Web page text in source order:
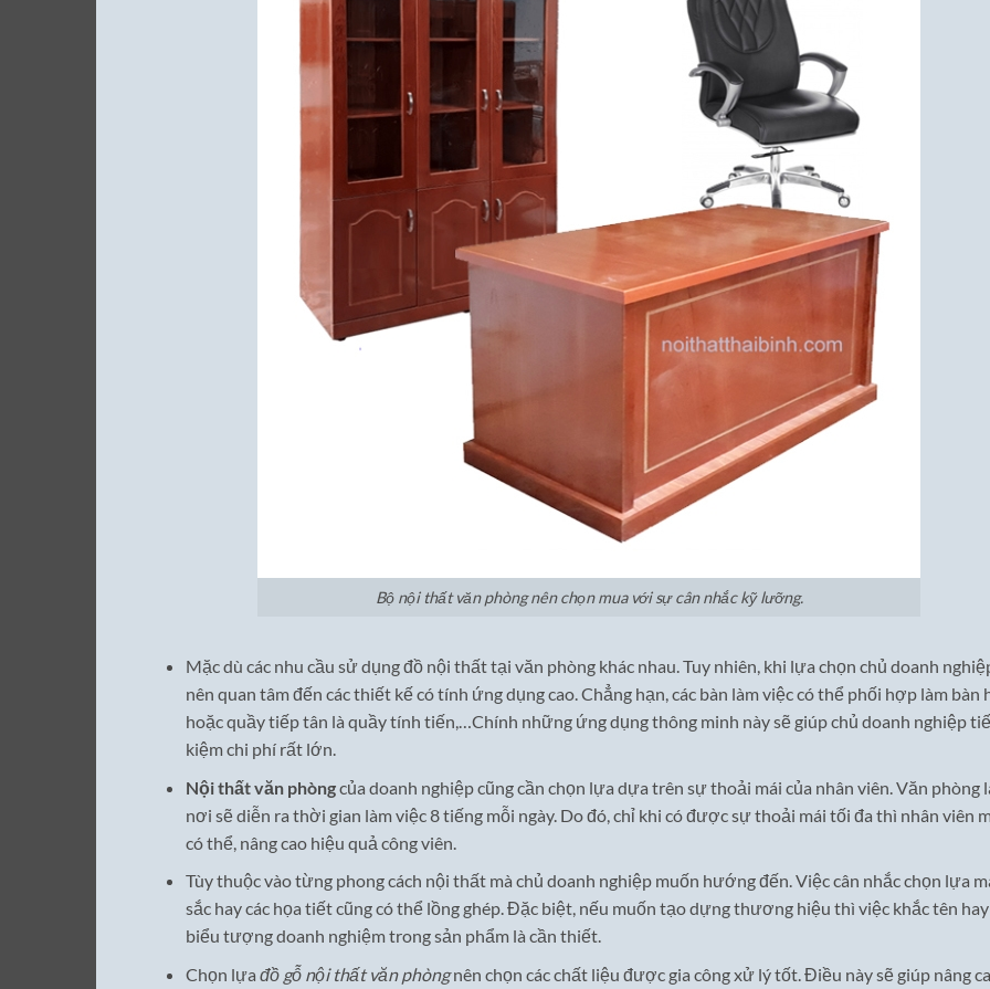
Bộ nội thất văn phòng nên chọn mua với sự cân nhắc kỹ lưỡng.
Mặc dù các nhu cầu sử dụng đồ nội thất tại văn phòng khác nhau. Tuy nhiên, khi lựa chọn chủ doanh
nên quan tâm đến các thiết kế có tính ứng dụng cao. Chẳng hạn, các bàn làm việc có thể phối hợp làm bàn
hoặc quầy tiếp tân là quầy tính tiến,…Chính những ứng dụng thông minh này sẽ giúp chủ doanh nghiệp
kiệm chi phí rất lớn.
Nội thất văn phòngcủa doanh nghiệp cũng cần chọn lựa dựa trên sự thoải mái của nhân viên. Văn phòng
nơi sẽ diễn ra thời gian làm việc 8 tiếng mỗi ngày. Do đó, chỉ khi có được sự thoải mái tối đa thì nhân viên
có thể, nâng cao hiệu quả công viên.
Tùy thuộc vào từng phong cách nội thất mà chủ doanh nghiệp muốn hướng đến. Việc cân nhắc chọn lựa
sắc hay các họa tiết cũng có thể lồng ghép. Đặc biệt, nếu muốn tạo dựng thương hiệu thì việc khắc tên hay
biểu tượng doanh nghiệm trong sản phẩm là cần thiết.
Chọn lựa đồ gỗ nội thất văn phòngnên chọn các chất liệu được gia công xử lý tốt. Điều này sẽ giúp nâng